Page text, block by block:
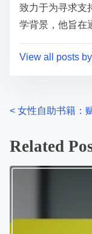
t
o
:
e
致力于为寻求支
学背景，他旨在
View all posts
P
o
s
< 女性自助书籍：
Related